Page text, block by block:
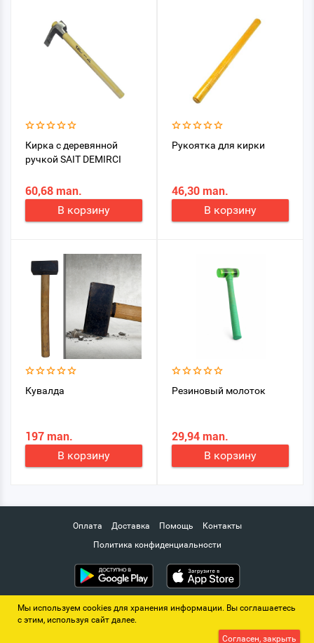
Кирка с деревянной
ручкой SAIT DEMIRCI
60,68 man.
В корзину
Рукоятка для кирки
46,30 man.
В корзину
Кувалда
197 man.
В корзину
Резиновый молоток
29,94 man.
В корзину
Оплата Доставка Помощь
Контакты
Политика конфиденциальности
© "BEDEW" - Интернет-магазин строительных материалов
Мы используем cookies для хранения информации. Вы соглашаетесь
с этим, используя сайт далее.
Согласен, закрыть